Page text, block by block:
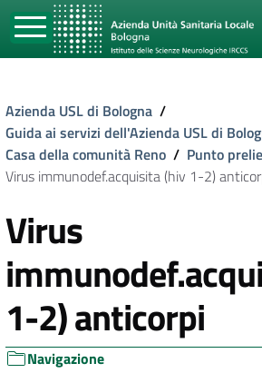
Azienda USL di Bologna /
Guida ai servizi dell'Azienda USL di
Casa della comunità Reno / Punto
Virus immunodef.acquisita (hiv 1-2)
Virus
1-2) anticorpi
Navigazione